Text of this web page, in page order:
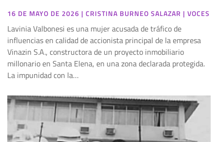
16 DE MAYO DE 2026 | CRISTINA BURNEO SALAZAR | VOCES
Lavinia Valbonesi es una mujer acusada de tráfico de
influencias en calidad de accionista principal de la empresa
Vinazin S.A., constructora de un proyecto inmobiliario
millonario en Santa Elena, en una zona declarada protegida.
La impunidad con la…